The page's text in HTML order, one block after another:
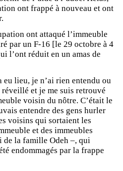
ont frappé à nouveau et ont
ont attaqué l’immeuble
par un F-16 [le 29 octobre à 4
l’ont réduit en un amas de
eu lieu, je n’ai rien entendu ou
réveillé et je me suis retrouvé
voisin du nôtre. C’était le
entendre des gens hurler
voisins qui sortaient les
et des immeubles
la famille Odeh –, qui
endommagés par la frappe